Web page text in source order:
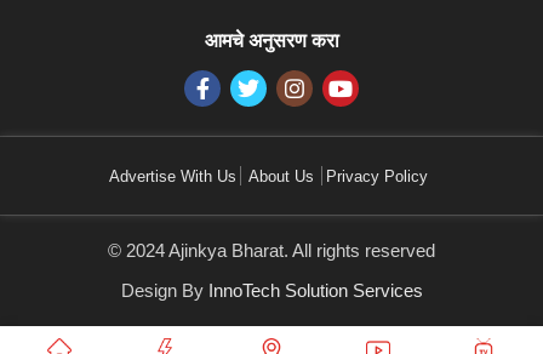
आमचे अनुसरण करा
Advertise With Us About Us Privacy Policy
© 2024 Ajinkya Bharat. All rights reserved
Design By InnoTech Solution Services